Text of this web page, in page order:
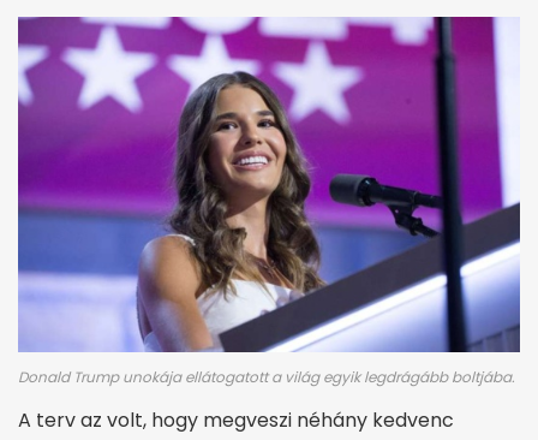
Donald Trump unokája ellátogatott a világ egyik legdrágább boltjába.
A terv az volt, hogy megveszi néhány kedvenc